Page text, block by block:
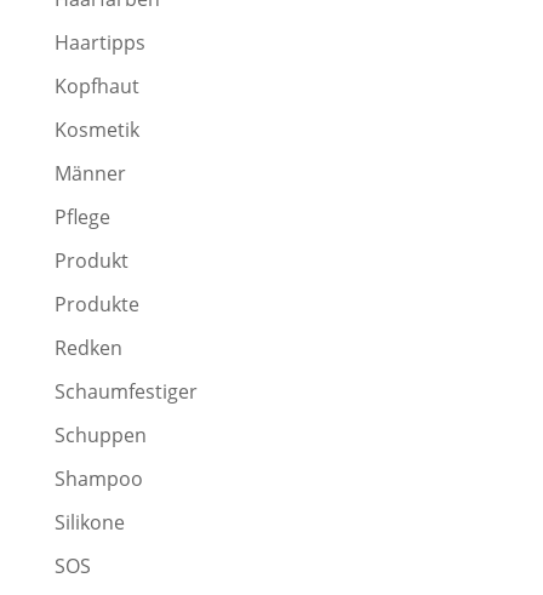
Haartipps
Kopfhaut
Kosmetik
Männer
Pflege
Produkt
Produkte
Redken
Schaumfestiger
Schuppen
Shampoo
Silikone
SOS